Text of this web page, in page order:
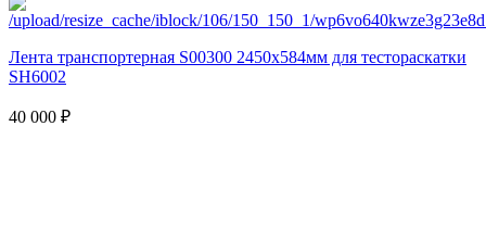
Лента транспортерная S00300 2450x584мм для тестораскатки
SH6002
40 000 ₽